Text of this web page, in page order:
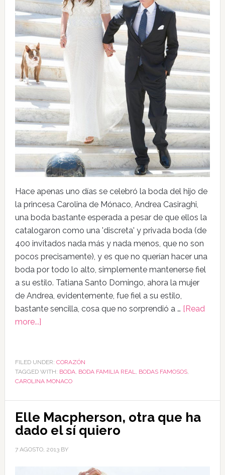
Hace apenas uno días se celebró la boda del hijo de
la princesa Carolina de Mónaco, Andrea Casiraghi,
una boda bastante esperada a pesar de que ellos la
catalogaron como una 'discreta' y privada boda (de
400 invitados nada más y nada menos, que no son
pocos precisamente), y es que no querían hacer una
boda por todo lo alto, simplemente mantenerse fiel
a su estilo. Tatiana Santo Domingo, ahora la mujer
de Andrea, evidentemente, fue fiel a su estilo,
bastante sencilla, cosa que no sorprendió a … [Read
more...]
FILED UNDER: CORAZÓN
TAGGED WITH: BODA, BODA FAMILIA REAL, BODAS FAMOSOS,
CAROLINA MONACO
Elle Macpherson, otra que ha
dado el sí quiero
7 AGOSTO, 2013BY